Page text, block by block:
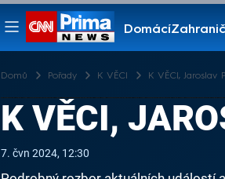
Domácí
Pořady
Domů Pořady K VĚCI K VĚCI, Jaroslav
K VĚCI,
7. čvn 2024, 12:30